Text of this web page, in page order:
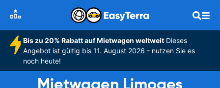
Bis zu 20% Rabatt auf Mietwagen weltweitDieses
Angebot ist gültig bis 11. August 2026 - nutzen Sie es
noch heute!
Mietwagen Limoges